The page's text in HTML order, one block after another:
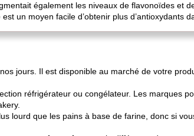
également les niveaux de flavonoïdes et
un moyen facile d’obtenir plus d’antioxydants
jours. Il est disponible au marché de votre
réfrigérateur ou congélateur. Les marques
lourd que les pains à base de farine, donc si